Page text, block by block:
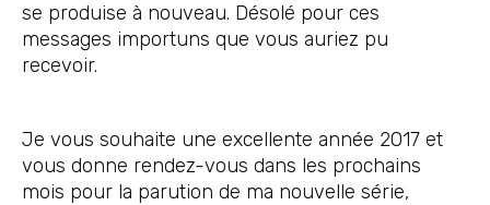
se produise à nouveau. Désolé pour ces
messages importuns que vous auriez pu
recevoir.
Je vous souhaite une excellente année 2017 et
vous donne rendez-vous dans les prochains
mois pour la parution de ma nouvelle série,